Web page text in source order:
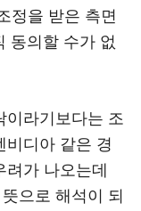
정을 받은 측면
동의할 수가 없
라기보다는 조
비디아 같은 경
려가 나오는데
으로 해석이 되